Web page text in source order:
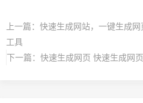
上一篇： 快速生成网站，一键生成
工具
下一篇： 快速生成网页 快速生成网